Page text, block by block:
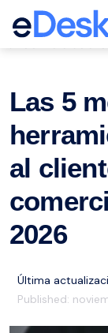
eCommerce
Las 5
al
2026
Última
Published: